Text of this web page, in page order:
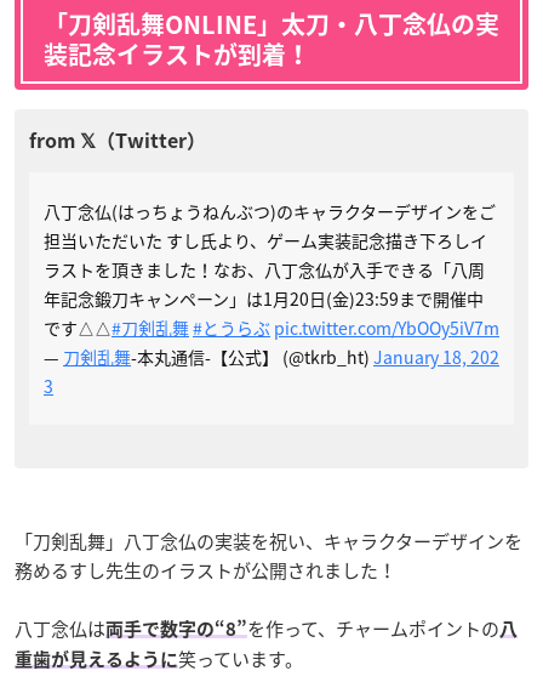
「刀剣乱舞ONLINE」太刀・八丁念仏の実
装記念イラストが到着！
八丁念仏(はっちょうねんぶつ)のキャラクターデザインをご
担当いただいた すし氏より、ゲーム実装記念描き下ろしイ
ラストを頂きました！なお、八丁念仏が入手できる「八周
年記念鍛刀キャンペーン」は1月20日(金)23:59まで開催中
です△△#刀剣乱舞#とうらぶ pic.twitter.com/YbOOy5iV7m
— 刀剣乱舞-本丸通信-【公式】 (@tkrb_ht) January 18, 202
3
「刀剣乱舞」八丁念仏の実装を祝い、キャラクターデザインを
務めるすし先生のイラストが公開されました！
八丁念仏は両手で数字の“8”を作って、チャームポイントの 八
重歯が見えるように笑っています。